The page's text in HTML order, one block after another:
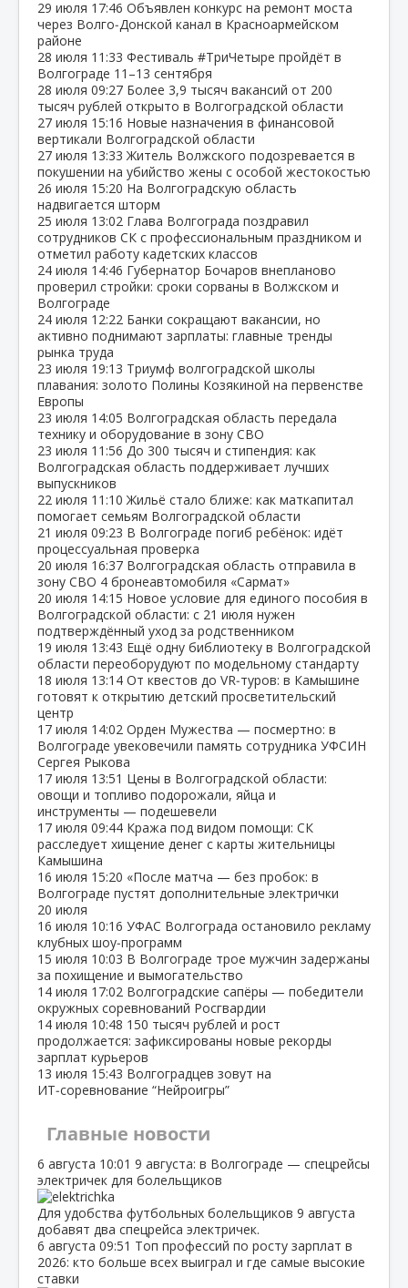
29 июля 17:46 Объявлен конкурс на ремонт моста
через Волго‑Донской канал в Красноармейском
районе
28 июля 11:33 Фестиваль #ТриЧетыре пройдёт в
Волгограде 11–13 сентября
28 июля 09:27 Более 3,9 тысяч вакансий от 200
тысяч рублей открыто в Волгоградской области
27 июля 15:16 Новые назначения в финансовой
вертикали Волгоградской области
27 июля 13:33 Житель Волжского подозревается в
покушении на убийство жены с особой жестокостью
26 июля 15:20 На Волгоградскую область
надвигается шторм
25 июля 13:02 Глава Волгограда поздравил
сотрудников СК с профессиональным праздником и
отметил работу кадетских классов
24 июля 14:46 Губернатор Бочаров внепланово
проверил стройки: сроки сорваны в Волжском и
Волгограде
24 июля 12:22 Банки сокращают вакансии, но
активно поднимают зарплаты: главные тренды
рынка труда
23 июля 19:13 Триумф волгоградской школы
плавания: золото Полины Козякиной на первенстве
Европы
23 июля 14:05 Волгоградская область передала
технику и оборудование в зону СВО
23 июля 11:56 До 300 тысяч и стипендия: как
Волгоградская область поддерживает лучших
выпускников
22 июля 11:10 Жильё стало ближе: как маткапитал
помогает семьям Волгоградской области
21 июля 09:23 В Волгограде погиб ребёнок: идёт
процессуальная проверка
20 июля 16:37 Волгоградская область отправила в
зону СВО 4 бронеавтомобиля «Сармат»
20 июля 14:15 Новое условие для единого пособия в
Волгоградской области: с 21 июля нужен
подтверждённый уход за родственником
19 июля 13:43 Ещё одну библиотеку в Волгоградской
области переоборудуют по модельному стандарту
18 июля 13:14 От квестов до VR‑туров: в Камышине
готовят к открытию детский просветительский
центр
17 июля 14:02 Орден Мужества — посмертно: в
Волгограде увековечили память сотрудника УФСИН
Сергея Рыкова
17 июля 13:51 Цены в Волгоградской области:
овощи и топливо подорожали, яйца и
инструменты — подешевели
17 июля 09:44 Кража под видом помощи: СК
расследует хищение денег с карты жительницы
Камышина
16 июля 15:20 «После матча — без пробок: в
Волгограде пустят дополнительные электрички
20 июля
16 июля 10:16 УФАС Волгограда остановило рекламу
клубных шоу‑программ
15 июля 10:03 В Волгограде трое мужчин задержаны
за похищение и вымогательство
14 июля 17:02 Волгоградские сапёры — победители
окружных соревнований Росгвардии
14 июля 10:48 150 тысяч рублей и рост
продолжается: зафиксированы новые рекорды
зарплат курьеров
13 июля 15:43 Волгоградцев зовут на
ИТ‑соревнование “Нейроигры”
Главные новости
6 августа 10:01 9 августа: в Волгограде — спецрейсы
электричек для болельщиков
Для удобства футбольных болельщиков 9 августа
добавят два спецрейса электричек.
6 августа 09:51 Топ профессий по росту зарплат в
2026: кто больше всех выиграл и где самые высокие
ставки